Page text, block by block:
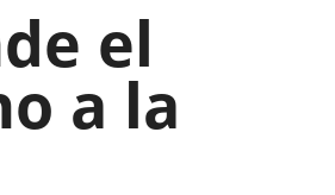
el
a la